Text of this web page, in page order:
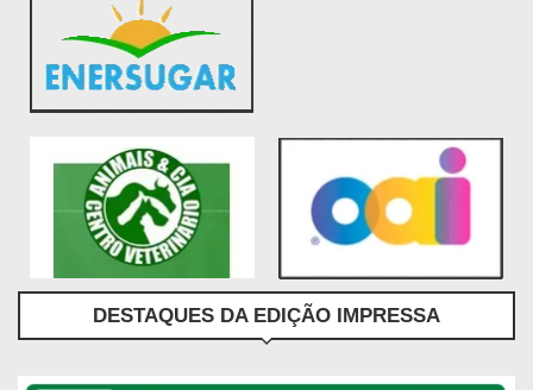
DESTAQUES DA EDIÇÃO IMPRESSA